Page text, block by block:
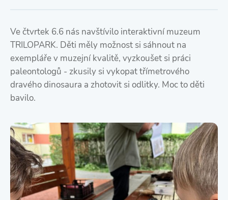
Ve čtvrtek 6.6 nás navštívilo interaktivní muzeum
TRILOPARK. Děti měly možnost si sáhnout na
exempláře v muzejní kvalitě, vyzkoušet si práci
paleontologů - zkusily si vykopat třímetrového
dravého dinosaura a zhotovit si odlitky. Moc to děti
bavilo.